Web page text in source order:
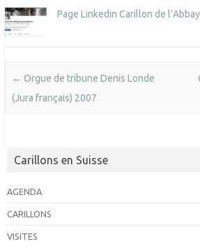
Page Linkedin Carillon de
Post navigation
← Orgue de tribune Denis Londe
(Jura français) 2007
Carillons en Suisse
AGENDA
CARILLONS
VISITES